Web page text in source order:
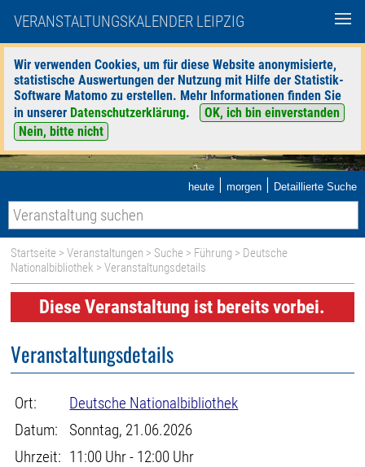
VERANSTALTUNGSKALENDER LEIPZIG
Wir verwenden Cookies, um für diese Website anonymisierte,
statistische Auswertungen der Nutzung mit Hilfe der Statistik-
Software Matomo zu erstellen. Mehr Informationen finden Sie
in unserer Datenschutzerklärung.
OK, ich bin einverstanden
Nein, bitte nicht
heute | morgen | Detaillierte Suche
Startseite >Veranstaltungen > Suche > Führung > Deutsche
Nationalbibliothek > Veranstaltungsdetails
Diese Veranstaltung ist bereits vorbei.
Veranstaltungsdetails
Ort:
Deutsche Nationalbibliothek
Datum:
Sonntag, 21.06.2026
Uhrzeit: 11:00 Uhr - 12:00 Uhr